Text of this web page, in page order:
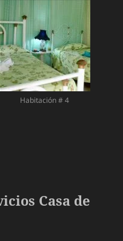
Habitación # 4
Casa de